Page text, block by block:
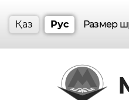
Қаз Рус Размер